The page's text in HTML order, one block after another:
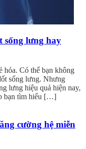
sống lưng hay
hóa. Có thể bạn không
sống lưng. Nhưng
lưng hiệu quả hiện nay,
bạn tìm hiểu […]
cường hệ miễn